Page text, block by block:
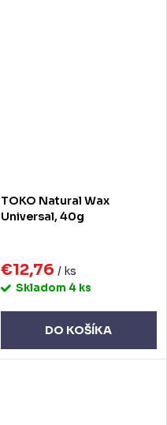
TOKO Natural Wax
Universal, 40g
€12,76 / ks
Skladom 4 ks
DO KOŠÍKA